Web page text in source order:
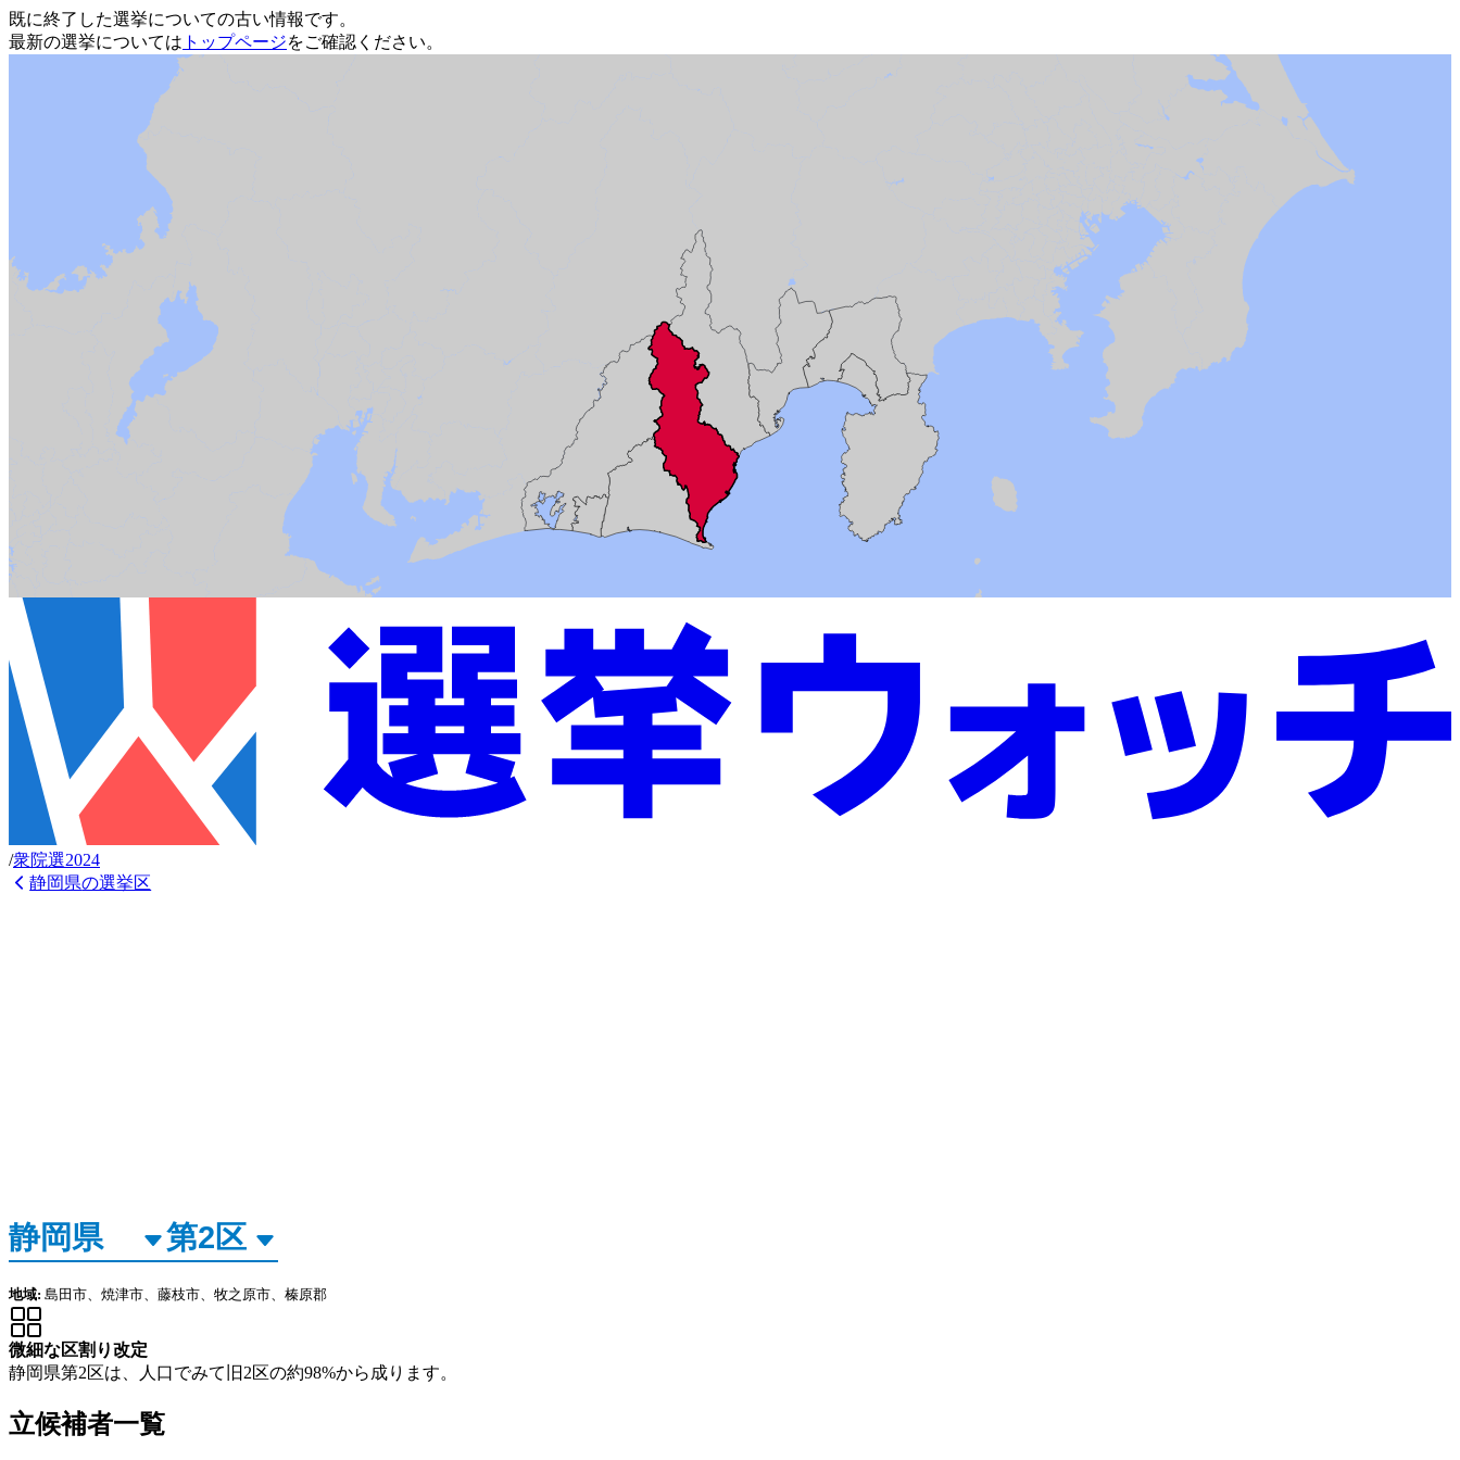
既に終了した選挙についての古い情報です。
最新の選挙については トップページをご確認ください。
/衆院選2024
静岡県の選挙区
地域: 島田市、焼津市、藤枝市、牧之原市、榛原郡
微細な区割り改定
静岡県第2区は、人口でみて旧2区の約98%から成ります。
立候補者一覧